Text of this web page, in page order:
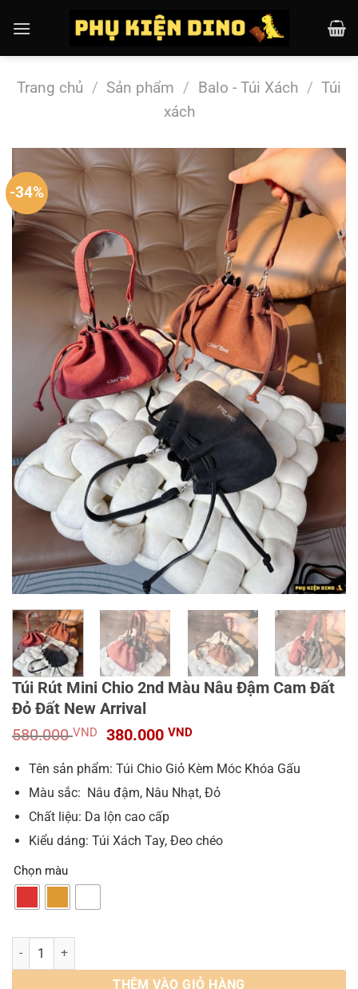
đến
Trang chủ / Sản phẩm / Balo - Túi Xách / Túi
xách
-34%
Túi Rút Mini Chio 2nd Màu Nâu Đậm Cam Đất
Đỏ Đất New Arrival
580.000VND
Giá
là:
580.000 VND.
380.000 VNDGiá
tại
380.000 VND.
Tên sản phẩm: Túi Chio Giỏ Kèm Móc Khóa Gấu
Màu sắc: Nâu đậm, Nâu Nhạt, Đỏ
Chất liệu: Da lộn cao cấp
Kiểu dáng: Túi Xách Tay, Đeo chéo
Chọn màu
Túi Rút Mini Chio 2nd Màu Nâu Đậm Cam Đất Đỏ Đất New Arrival số
THÊM VÀO GIỎ HÀNG